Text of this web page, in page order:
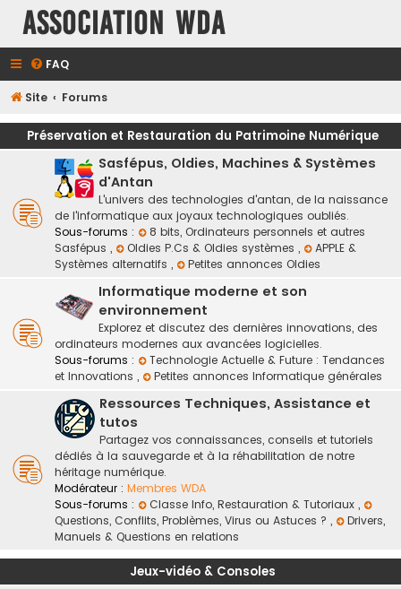
Association WDA
FAQ
Site Forums
Préservation et Restauration du Patrimoine Numérique
Sasfépus, Oldies, Machines & Systèmes
d'Antan
L'univers des technologies d'antan, de la naissance
de l'informatique aux joyaux technologiques oubliés.
Sous-forums :
8 bits, Ordinateurs personnels et autres
Sasfépus , Oldies P.Cs & Oldies systèmes ,
APPLE &
Systèmes alternatifs , Petites annonces Oldies
Informatique moderne et son
environnement
Explorez et discutez des dernières innovations, des
ordinateurs modernes aux avancées logicielles.
Sous-forums :
Technologie Actuelle & Future : Tendances
et Innovations , Petites annonces Informatique générales
Ressources Techniques, Assistance et
tutos
Partagez vos connaissances, conseils et tutoriels
dédiés à la sauvegarde et à la réhabilitation de notre
héritage numérique.
Modérateur : Membres WDA
Sous-forums :
Classe Info, Restauration & Tutoriaux ,
Questions, Conflits, Problèmes, Virus ou Astuces ? ,
Drivers,
Manuels & Questions en relations
Jeux-vidéo & Consoles